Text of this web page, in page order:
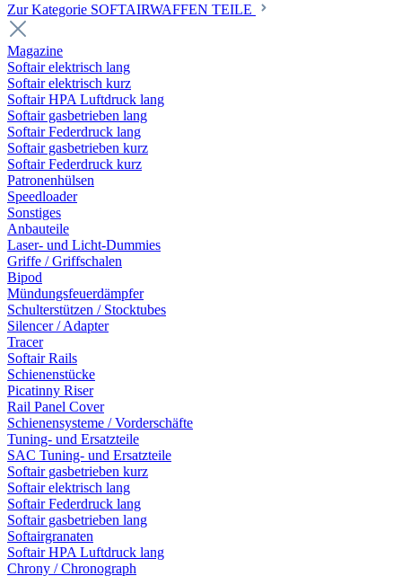
Zur Kategorie SOFTAIRWAFFEN TEILE
Magazine
Softair elektrisch lang
Softair elektrisch kurz
Softair HPA Luftdruck lang
Softair gasbetrieben lang
Softair Federdruck lang
Softair gasbetrieben kurz
Softair Federdruck kurz
Patronenhülsen
Speedloader
Sonstiges
Anbauteile
Laser- und Licht-Dummies
Griffe / Griffschalen
Bipod
Mündungsfeuerdämpfer
Schulterstützen / Stocktubes
Silencer / Adapter
Tracer
Softair Rails
Schienenstücke
Picatinny Riser
Rail Panel Cover
Schienensysteme / Vorderschäfte
Tuning- und Ersatzteile
SAC Tuning- und Ersatzteile
Softair gasbetrieben kurz
Softair elektrisch lang
Softair Federdruck lang
Softair gasbetrieben lang
Softairgranaten
Softair HPA Luftdruck lang
Chrony / Chronograph